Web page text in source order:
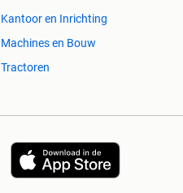
Kantoor en Inrichting
Machines en Bouw
Tractoren